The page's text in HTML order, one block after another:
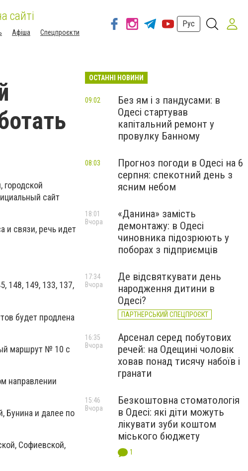
сайті
Афіша Спецпроєкти
Рус
сайт
и связи, речь идет
148, 149, 133, 137,
будет продлена
маршрут № 10 с
направлении
Бунина и далее по
Софиевской,
ОСТАННІ НОВИНИ
Без ям і з пандусами: в
Одесі стартував
капітальний ремонт у
провулку Банному
09:02
Прогноз погоди в Одесі на 6
серпня: спекотний день з
ясним небом
08:03
«Данина» замість
демонтажу: в Одесі
чиновника підозрюють у
поборах з підприємців
18:01
Вчора
Де відсвяткувати день
народження дитини в
Одесі?
ПАРТНЕРСЬКИЙ СПЕЦПРОЄКТ
17:34
Вчора
Арсенал серед побутових
речей: на Одещині чоловік
ховав понад тисячу набоїв і
гранати
16:35
Вчора
Безкоштовна стоматологія
в Одесі: які діти можуть
лікувати зуби коштом
міського бюджету
1
15:46
Вчора